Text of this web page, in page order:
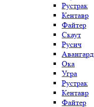
Рустрак
Кентавр
Файтер
Скаут
Русич
Авангард
Ока
Угра
Рустрак
Кентавр
Файтер